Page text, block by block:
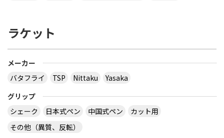
ラケット
メーカー
バタフライ
TSP Nittaku
Yasaka
グリップ
シェーク
日本式ペン 中国式ペン
カット用
その他（異質、反転）